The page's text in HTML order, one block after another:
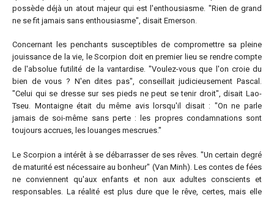
possède déjà un atout majeur qui est l'enthousiasme. "Rien de grand
ne se fit jamais sans enthousiasme", disait Emerson.
Concernant les penchants susceptibles de compromettre sa pleine
jouissance de la vie, le Scorpion doit en premier lieu se rendre compte
de l'absolue futilité de la vantardise. "Voulez-vous que l'on croie du
bien de vous ? N'en dites pas", conseillait judicieusement Pascal.
"Celui qui se dresse sur ses pieds ne peut se tenir droit", disait Lao-
Tseu. Montaigne était du même avis lorsqu'il disait : "On ne parle
jamais de soi-même sans perte : les propres condamnations sont
toujours accrues, les louanges mescrues."
Le Scorpion a intérêt à se débarrasser de ses rêves. "Un certain degré
de maturité est nécessaire au bonheur" (Van Minh). Les contes de fées
ne conviennent qu'aux enfants et non aux adultes conscients et
responsables. La réalité est plus dure que le rêve, certes, mais elle